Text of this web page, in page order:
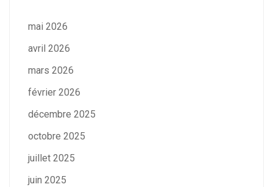
mai 2026
avril 2026
mars 2026
février 2026
décembre 2025
octobre 2025
juillet 2025
juin 2025